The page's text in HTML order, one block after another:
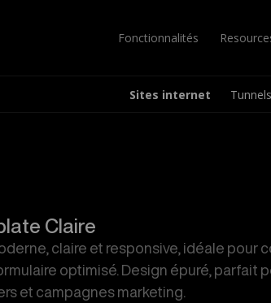
Fonctionnalités
Formation en ligne
Site internet
Le vôtre en quelques clics
Communauté
Votre communauté privée
Marketplace
Astuces et
Sites internet
Claire
claire et responsive, idéale pour
optimisé. Design épuré, parfait
et campagnes marketing.